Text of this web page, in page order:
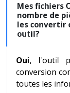
Mes fichiers
nombre de
les convertir
outil?
Oui, l'outil
conversion
toutes les